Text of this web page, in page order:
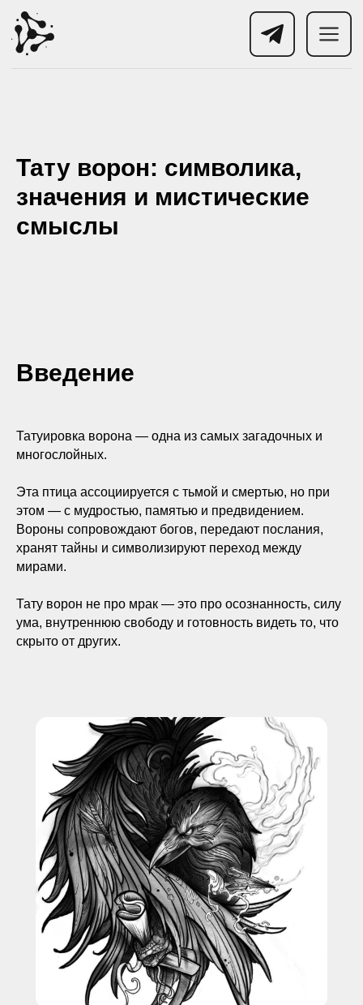
Тату ворон: символика,
значения и мистические
смыслы
Введение
Татуировка ворона — одна из самых загадочных и
многослойных.
Эта птица ассоциируется с тьмой и смертью, но при
этом — с мудростью, памятью и предвидением.
Вороны сопровождают богов, передают послания,
хранят тайны и символизируют переход между
мирами.
Тату ворон не про мрак — это про осознанность, силу
ума, внутреннюю свободу и готовность видеть то, что
скрыто от других.